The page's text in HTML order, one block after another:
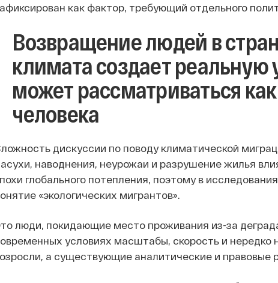
как фактор, требующий отдельного
Возвращение людей в
климата создает реальную
может рассматриваться
человека
дискуссии по поводу климатической
наводнения, неурожаи и разрушение жилья
глобального потепления, поэтому в
«экологических мигрантов».
люди, покидающие место проживания из-за
условиях масштабы, скорость и нередко
а существующие аналитические и правовые